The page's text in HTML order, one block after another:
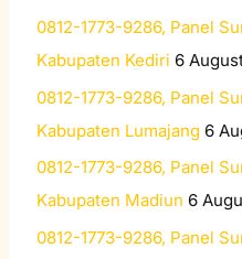
h
f
0812-1773-9286, Panel
Kabupaten Kediri 6
0812-1773-9286, Panel
Kabupaten Lumajang 6
0812-1773-9286, Panel
Kabupaten Madiun 6
0812-1773-9286, Panel